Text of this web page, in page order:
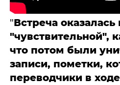
"Встреча оказалась
"чувствительной",
что потом были
записи, пометки,
переводчики в